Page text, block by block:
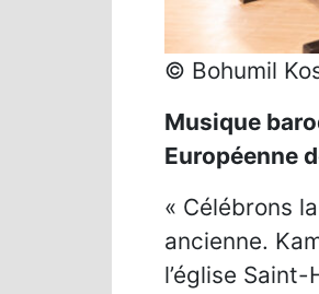
© Bohumil
Musique
Européenne
« Célébrons
ancienne.
l’église